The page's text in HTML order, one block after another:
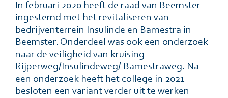
In februari 2020 heeft de raad van Beemster
ingestemd met het revitaliseren van
bedrijventerrein Insulinde en Bamestra in
Beemster. Onderdeel was ook een onderzoek
naar de veiligheid van kruising
Rijperweg/Insulindeweg/ Bamestraweg. Na
een onderzoek heeft het college in 2021
besloten een variant verder uit te werken